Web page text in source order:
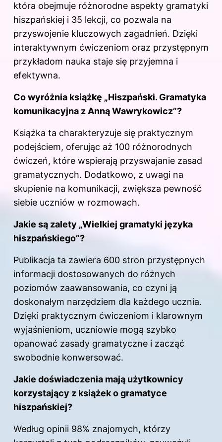
która obejmuje różnorodne aspekty gramatyki
hiszpańskiej i 35 lekcji, co pozwala na
przyswojenie kluczowych zagadnień. Dzięki
interaktywnym ćwiczeniom oraz przystępnym
przykładom nauka staje się przyjemna i
efektywna.
Co wyróżnia książkę „Hiszpański. Gramatyka
komunikacyjna z Anną Wawrykowicz”?
Książka ta charakteryzuje się praktycznym
podejściem, oferując aż 100 różnorodnych
ćwiczeń, które wspierają przyswajanie zasad
gramatycznych. Dodatkowo, z uwagi na
skupienie na komunikacji, zwiększa pewność
siebie uczniów w rozmowach.
Jakie są zalety „Wielkiej gramatyki języka
hiszpańskiego”?
Publikacja ta zawiera 600 stron przystępnych
informacji dostosowanych do różnych
poziomów zaawansowania, co czyni ją
doskonałym narzędziem dla każdego ucznia.
Dzięki praktycznym ćwiczeniom i klarownym
wyjaśnieniom, uczniowie mogą szybko
opanować zasady gramatyczne i zacząć
swobodnie konwersować.
Jakie doświadczenia mają użytkownicy
korzystający z książek o gramatyce
hiszpańskiej?
Według opinii 98% znajomych, którzy